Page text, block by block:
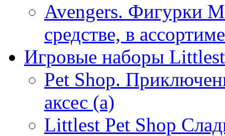
Avengers. Фигурки
средстве, в
Игровые наборы
Pet Shop.
аксес (а)
Littlest Pet Shop